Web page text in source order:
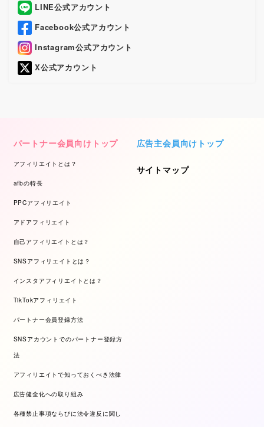
LINE公式アカウント
Facebook公式アカウント
Instagram公式アカウント
X公式アカウント
パートナー会員向けトップ
アフィリエイトとは？
afbの特長
PPCアフィリエイト
アドアフィリエイト
自己アフィリエイトとは？
SNSアフィリエイトとは？
インスタアフィリエイトとは？
TikTokアフィリエイト
パートナー会員登録方法
SNSアカウントでのパートナー登録方
法
アフィリエイトで知っておくべき法律
広告健全化への取り組み
各種禁止事項ならびに法令違反に関し
広告主会員向けトップ
サイトマップ